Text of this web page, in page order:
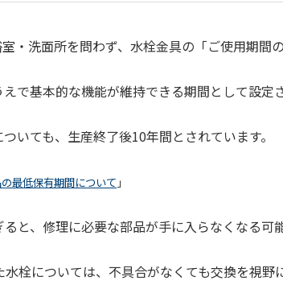
・洗面所を問わず、水栓金具の「ご使用期間
で基本的な機能が維持できる期間として設定
いても、生産終了後10年間とされています。
最低保有期間について 」
と、修理に必要な部品が手に入らなくなる可
栓については、不具合がなくても交換を視野